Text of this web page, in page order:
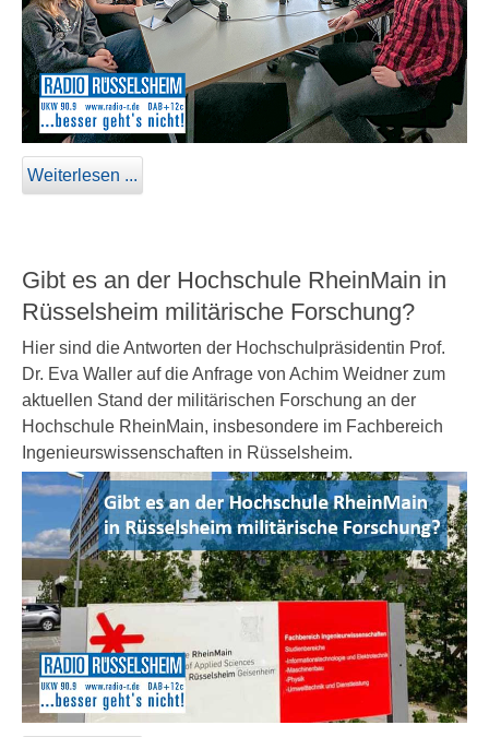
Weiterlesen ...
Gibt es an der Hochschule RheinMain in
Rüsselsheim militärische Forschung?
Hier sind die Antworten der Hochschulpräsidentin Prof.
Dr. Eva Waller auf die Anfrage von Achim Weidner zum
aktuellen Stand der militärischen Forschung an der
Hochschule RheinMain, insbesondere im Fachbereich
Ingenieurswissenschaften in Rüsselsheim.